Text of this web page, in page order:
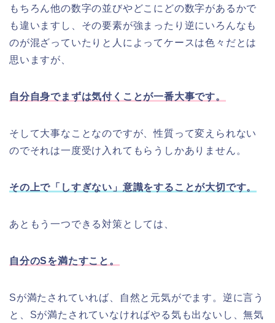
もちろん他の数字の並びやどこにどの数字があるかで
も違いますし、その要素が強まったり逆にいろんなも
のが混ざっていたりと人によってケースは色々だとは
思いますが、
自分自身でまずは気付くことが一番大事です。
そして大事なことなのですが、性質って変えられない
のでそれは一度受け入れてもらうしかありません。
その上で「しすぎない」意識をすることが大切です。
あともう一つできる対策としては、
自分のSを満たすこと。
Sが満たされていれば、自然と元気がでます。逆に言う
と、Sが満たされていなければやる気も出ないし、無気